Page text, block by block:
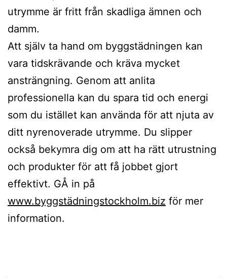
utrymme är fritt från skadliga ämnen och
damm.
Att själv ta hand om byggstädningen kan
vara tidskrävande och kräva mycket
ansträngning. Genom att anlita
professionella kan du spara tid och energi
som du istället kan använda för att njuta av
ditt nyrenoverade utrymme. Du slipper
också bekymra dig om att ha rätt utrustning
och produkter för att få jobbet gjort
effektivt. GÅ in på
www.byggstädningstockholm.biz för mer
information.